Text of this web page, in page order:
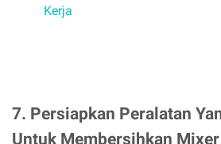
Kerja
7. Persiapkan Peralatan
Untuk Membersihkan Mixer